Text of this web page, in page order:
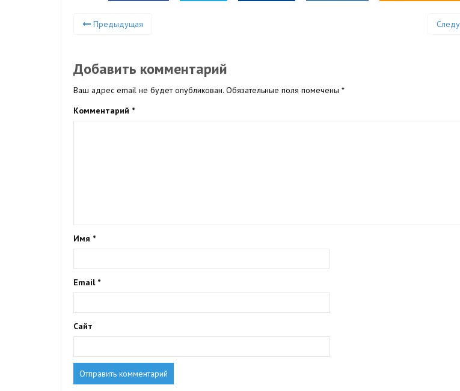
Предыдущая
Добавить комментарий
Ваш адрес email не будет опубликован. Обязательные поля помечены *
Комментарий *
Имя *
Email *
Сайт